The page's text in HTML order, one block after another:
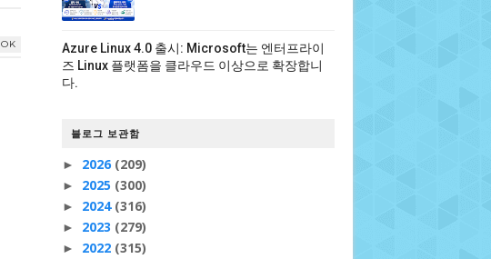
Azure Linux 4.0 출시: Microsoft는 엔터프라이
즈 Linux 플랫폼을 클라우드 이상으로 확장합니
다.
블로그 보관함
► 2026 (209)
► 2025 (300)
► 2024 (316)
► 2023 (279)
► 2022 (315)